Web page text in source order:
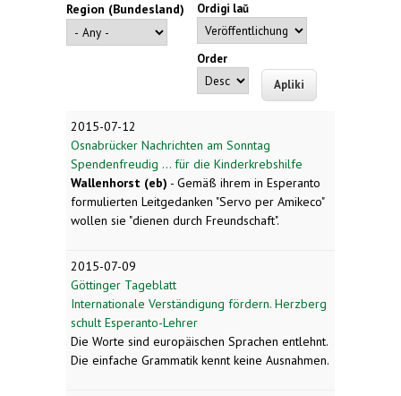
Region (Bundesland) Ordigi laŭ
Order
2015-07-12
Osnabrücker Nachrichten am Sonntag
Spendenfreudig ... für die Kinderkrebshilfe
Wallenhorst (eb) - Gemäß ihrem in Esperanto
formulierten Leitgedanken "Servo per Amikeco"
wollen sie "dienen durch Freundschaft".
2015-07-09
Göttinger Tageblatt
Internationale Verständigung fördern. Herzberg
schult Esperanto-Lehrer
Die Worte sind europäischen Sprachen entlehnt.
Die einfache Grammatik kennt keine Ausnahmen.